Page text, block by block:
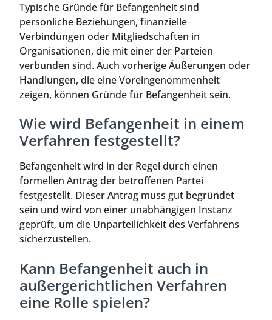
Typische Gründe für Befangenheit sind
persönliche Beziehungen, finanzielle
Verbindungen oder Mitgliedschaften in
Organisationen, die mit einer der Parteien
verbunden sind. Auch vorherige Äußerungen oder
Handlungen, die eine Voreingenommenheit
zeigen, können Gründe für Befangenheit sein.
Wie wird Befangenheit in einem
Verfahren festgestellt?
Befangenheit wird in der Regel durch einen
formellen Antrag der betroffenen Partei
festgestellt. Dieser Antrag muss gut begründet
sein und wird von einer unabhängigen Instanz
geprüft, um die Unparteilichkeit des Verfahrens
sicherzustellen.
Kann Befangenheit auch in
außergerichtlichen Verfahren
eine Rolle spielen?